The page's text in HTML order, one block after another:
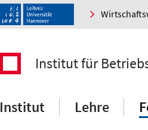
Institut für
Institut Lehre